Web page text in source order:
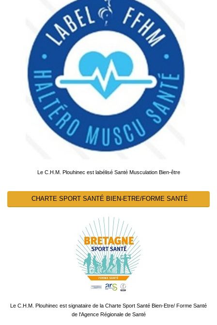
Le C.H.M. Plouhinec est labélisé Santé Musculation Bien-être
CHARTE SPORT SANTÉ BIEN-ETRE/FORME SANTÉ
Le C.H.M. Plouhinec est signataire de la Charte Sport Santé Bien-Etre/ Forme Santé
de l'Agence Régionale de Santé